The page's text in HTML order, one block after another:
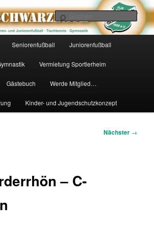
1928 e.V.
Seniorenfußball Juniorenfußball
Vermietung Sportlerheim
Gästebuch Werde Mitglied…
Kinder- und Jugendschutzkonzept
Nächster →
– C-